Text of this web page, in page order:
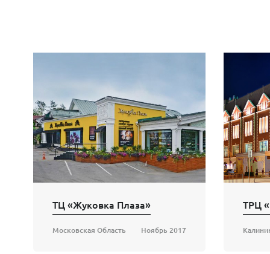
ТЦ «Жуковка Плаза»
Московская Область Ноябрь 2017
ТРЦ